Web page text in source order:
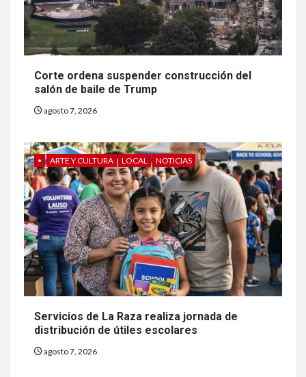
Corte ordena suspender construcción del
salón de baile de Trump
agosto 7, 2026
• ARTE Y CULTURA LOCAL NOTICIAS
Servicios de La Raza realiza jornada de
distribución de útiles escolares
agosto 7, 2026